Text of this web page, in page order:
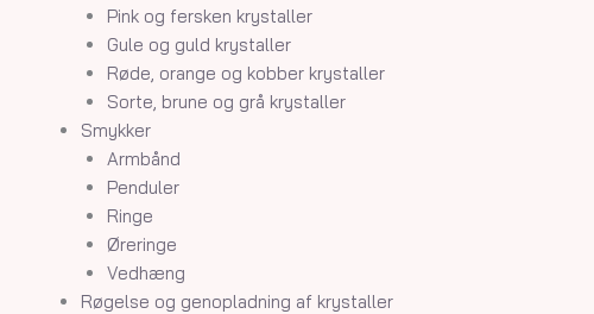
Pink og fersken krystaller
Gule og guld krystaller
Røde, orange og kobber krystaller
Sorte, brune og grå krystaller
Smykker
Armbånd
Penduler
Ringe
Øreringe
Vedhæng
Røgelse og genopladning af krystaller